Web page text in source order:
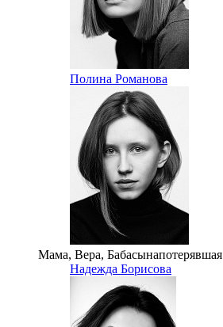
Полина Романова
Мама, Вера, Бабасынапотерявшая
Надежда Борисова